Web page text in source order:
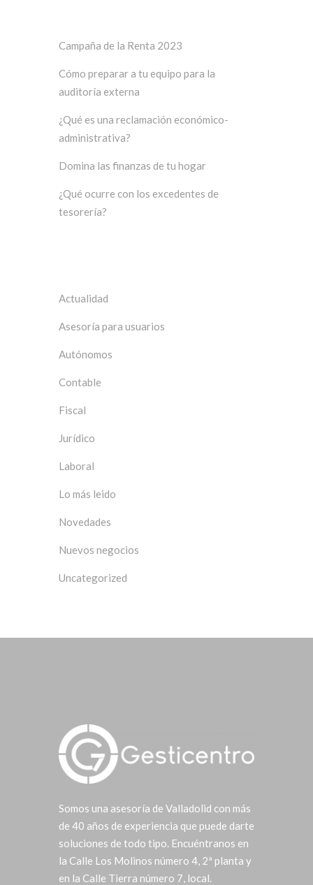
Campaña de la Renta 2023
Cómo preparar a tu equipo para la
auditoría externa
¿Qué es una reclamación económico-
administrativa?
Domina las finanzas de tu hogar
¿Qué ocurre con los excedentes de
tesorería?
Actualidad
Asesoría para usuarios
Autónomos
Contable
Fiscal
Jurídico
Laboral
Lo más leido
Novedades
Nuevos negocios
Uncategorized
Somos una asesoría de Valladolid con más
de 40 años de experiencia que puede darte
soluciones de todo tipo. Encuéntranos en
la Calle Los Molinos número 4, 2ª planta y
en la Calle Tierra número 7, local.